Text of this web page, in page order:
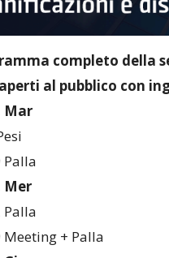
completo della
al pubblico con
Mar
Palla
Mer
Palla
Meeting + Palla